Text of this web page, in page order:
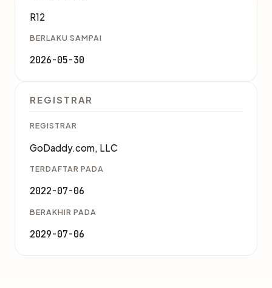
R12
BERLAKU SAMPAI
2026-05-30
REGISTRAR
REGISTRAR
GoDaddy.com, LLC
TERDAFTAR PADA
2022-07-06
BERAKHIR PADA
2029-07-06